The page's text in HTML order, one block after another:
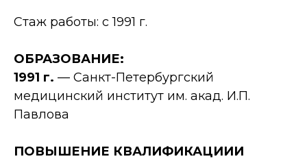
Стаж работы: с 1991 г.
ОБРАЗОВАНИЕ:
1991 г. — Санкт-Петербургский
медицинский институт им. акад. И.П.
Павлова
ПОВЫШЕНИЕ КВАЛИФИКАЦИИИ